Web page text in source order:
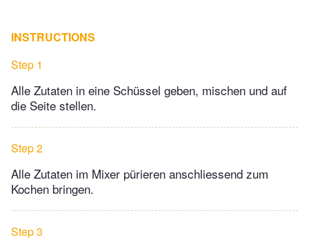
INSTRUCTIONS
Step 1
Alle Zutaten in eine Schüssel geben, mischen und auf
die Seite stellen.
Step 2
Alle Zutaten im Mixer pürieren anschliessend zum
Kochen bringen.
Step 3